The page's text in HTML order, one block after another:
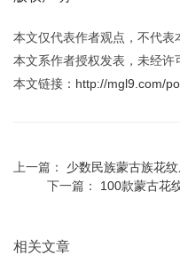
本文仅代表作者观点，不代表
本文系作者授权发表，未经许
本文链接： http://mgl9.com/
上一篇： 少数民族蒙古族花
下一篇： 100款蒙古花
相关文章